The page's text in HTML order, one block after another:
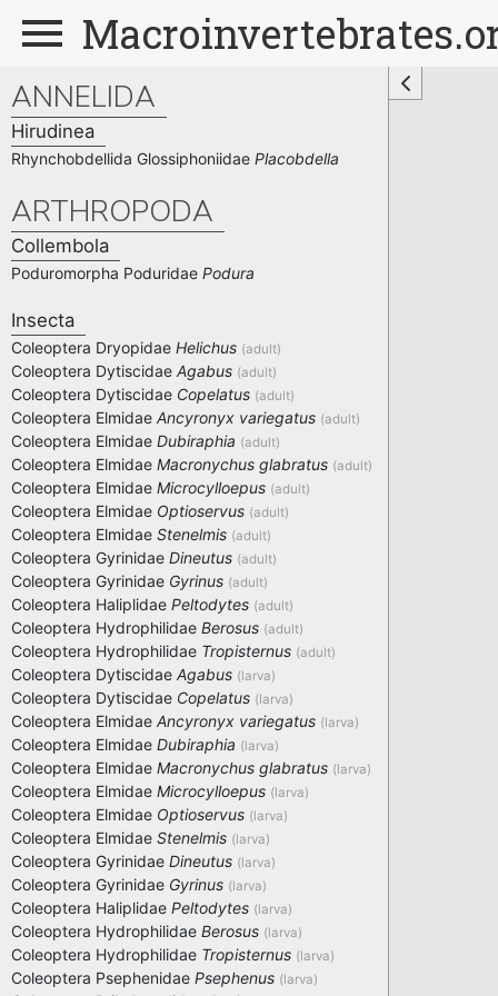
ANNELIDA
Hirudinea
Rhynchobdellida Glossiphoniidae Placobdella
ARTHROPODA
Collembola
Poduromorpha Poduridae Podura
Insecta
Coleoptera Dryopidae Helichus (adult)
Coleoptera Dytiscidae Agabus (adult)
Coleoptera Dytiscidae Copelatus (adult)
Coleoptera Elmidae Ancyronyx variegatus (adult)
Coleoptera Elmidae Dubiraphia (adult)
Coleoptera Elmidae Macronychus glabratus (adult)
Coleoptera Elmidae Microcylloepus (adult)
Coleoptera Elmidae Optioservus (adult)
Coleoptera Elmidae Stenelmis (adult)
Coleoptera Gyrinidae Dineutus (adult)
Coleoptera Gyrinidae Gyrinus (adult)
Coleoptera Haliplidae Peltodytes (adult)
Coleoptera Hydrophilidae Berosus (adult)
Coleoptera Hydrophilidae Tropisternus (adult)
Coleoptera Dytiscidae Agabus (larva)
Coleoptera Dytiscidae Copelatus (larva)
Coleoptera Elmidae Ancyronyx variegatus (larva)
Coleoptera Elmidae Dubiraphia (larva)
Coleoptera Elmidae Macronychus glabratus (larva)
Coleoptera Elmidae Microcylloepus (larva)
Coleoptera Elmidae Optioservus (larva)
Coleoptera Elmidae Stenelmis (larva)
Coleoptera Gyrinidae Dineutus (larva)
Coleoptera Gyrinidae Gyrinus (larva)
Coleoptera Haliplidae Peltodytes (larva)
Coleoptera Hydrophilidae Berosus (larva)
Coleoptera Hydrophilidae Tropisternus (larva)
Coleoptera Psephenidae Psephenus (larva)